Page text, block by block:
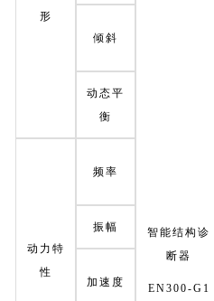
形
智能结构诊
断器
EN300-G1
倾斜
动态平
衡
动力特
性
频率
振幅
加速度